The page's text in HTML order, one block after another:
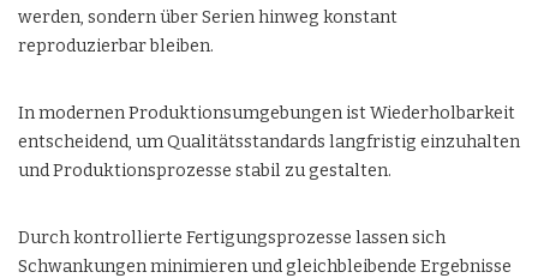
werden, sondern über Serien hinweg konstant
reproduzierbar bleiben.
In modernen Produktionsumgebungen ist Wiederholbarkeit
entscheidend, um Qualitätsstandards langfristig einzuhalten
und Produktionsprozesse stabil zu gestalten.
Durch kontrollierte Fertigungsprozesse lassen sich
Schwankungen minimieren und gleichbleibende Ergebnisse